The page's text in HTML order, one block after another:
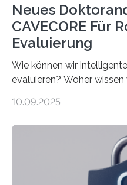
Neues
CAVECORE Für
Evaluierung
Wie können wir
evaluieren? Woher
sich CAVECORE – ein
koordiniert wird. Ab dem
über einen Zeitraum von
Promovierende im
kognitiven Robotern
10.09.2025